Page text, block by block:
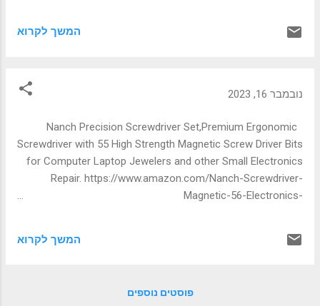
https://www.ynet.co.il/judaism/discourse/article/bk9knzmn6
המשך לקרוא
נובמבר 16, 2023
Nanch Precision Screwdriver Set,Premium Ergonomic
Screwdriver with 55 High Strength Magnetic Screw Driver Bits
for Computer Laptop Jewelers and other Small Electronics
Repair. https://www.amazon.com/Nanch-Screwdriver-
Magnetic-56-Electronics-
972d-4629-9040-f1bf9923dd95%3Aamzn1.symc.40e6a10e-
f1bf9923dd95&pf_rd_r=1RX8JRHSB50HTG4DE6QN&pd_rd_
המשך לקרוא
פוסטים נוספים